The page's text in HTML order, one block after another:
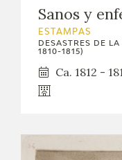
Sanos y
ESTAMPAS
DESASTRES DE
1810-1815)
Ca. 1812 -